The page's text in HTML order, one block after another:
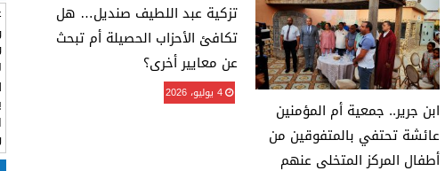
ابن جرير.. جمعية أم المؤمنين
عائشة تحتفي بالمتفوقين من
أطفال المركز المتخلى عنهم
تزكية عبد اللطيف صنديل… هل
تكافئ الأحزاب الحصيلة أم تبحث
عن معايير أخرى؟
4 يوليو، 2026